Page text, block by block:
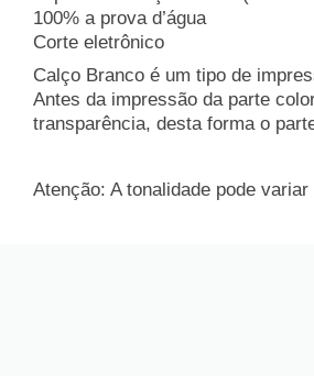
100% a prova d’água
Corte eletrônico
Calço Branco é um tipo de
Antes da impressão da parte
transparência, desta forma o
Atenção: A tonalidade pode